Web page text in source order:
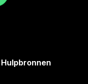
Hulpbronnen